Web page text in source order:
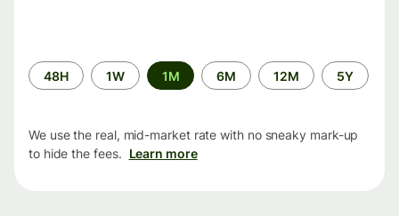
Time
period
48H 1W 1M 6M 12M 5Y
We use the real, mid-market rate with no sneaky mark-up
to hide the fees. Learn more